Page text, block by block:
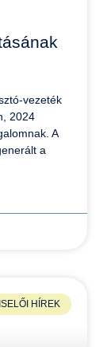
vezeték
2024
A
a
HÍREK